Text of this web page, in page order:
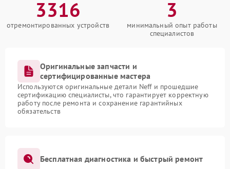
3316
отремонтированных устройств
3
минимальный опыт работы
специалистов
Оригинальные запчасти и
сертифицированные мастера
Используются оригинальные детали Neff и прошедшие
сертификацию специалисты, что гарантирует корректную
работу после ремонта и сохранение гарантийных
обязательств
Бесплатная диагностика и быстрый ремонт